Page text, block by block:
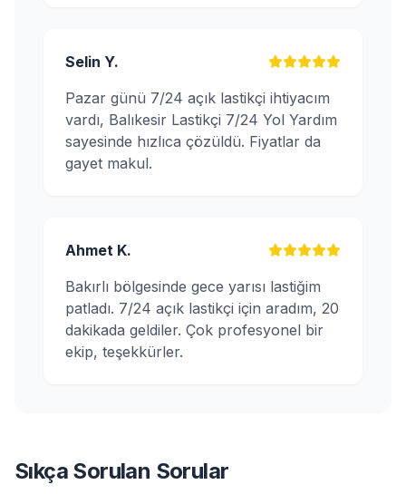
Selin Y.
Pazar günü 7/24 açık lastikçi ihtiyacım
vardı, Balıkesir Lastikçi 7/24 Yol Yardım
sayesinde hızlıca çözüldü. Fiyatlar da
gayet makul.
Ahmet K.
Bakırlı bölgesinde gece yarısı lastiğim
patladı. 7/24 açık lastikçi için aradım, 20
dakikada geldiler. Çok profesyonel bir
ekip, teşekkürler.
Sıkça Sorulan Sorular